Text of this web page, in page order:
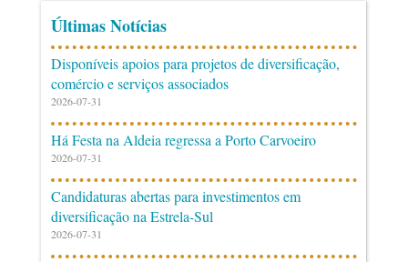
Últimas Notícias
Disponíveis apoios para projetos de diversificação,
comércio e serviços associados
2026-07-31
Há Festa na Aldeia regressa a Porto Carvoeiro
2026-07-31
Candidaturas abertas para investimentos em
diversificação na Estrela-Sul
2026-07-31